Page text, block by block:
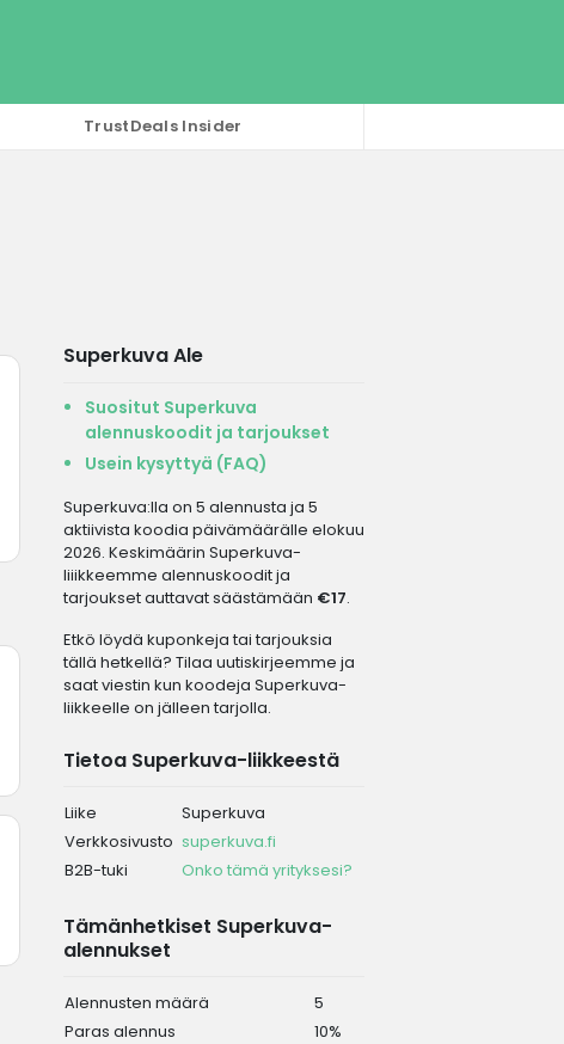
TrustDeals Insider
Superkuva Ale
Suositut Superkuva
alennuskoodit ja tarjoukset
Usein kysyttyä (FAQ)
Superkuva:lla on 5 alennusta ja 5
aktiivista koodia päivämäärälle elokuu
2026. Keskimäärin Superkuva-
liiikkeemme alennuskoodit ja
tarjoukset auttavat säästämään €17.
Etkö löydä kuponkeja tai tarjouksia
tällä hetkellä? Tilaa uutiskirjeemme ja
saat viestin kun koodeja Superkuva-
liikkeelle on jälleen tarjolla.
Tietoa Superkuva-liikkeestä
Liike
Superkuva
Verkkosivusto superkuva.fi
B2B-tuki
Onko tämä yrityksesi?
Tämänhetkiset Superkuva-
alennukset
Alennusten määrä
5
Paras alennus
10%